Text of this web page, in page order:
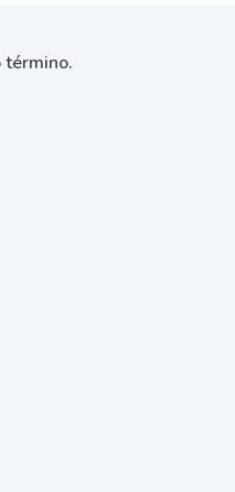
término.